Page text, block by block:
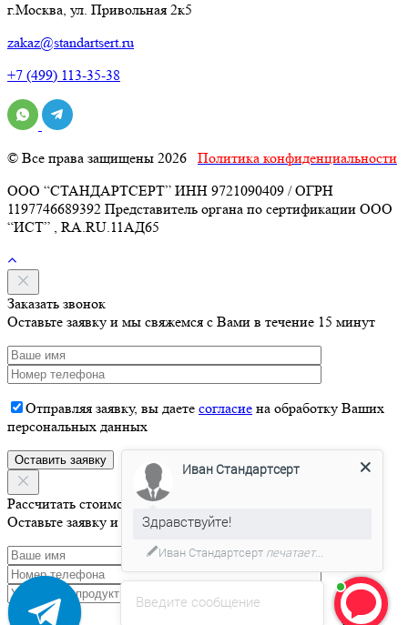
г.Москва, ул. Привольная 2к5
zakaz@standartsert.ru
+7 (499) 113-35-38
© Все права защищены 2026 Политика конфиденциальности
ООО “СТАНДАРТСЕРТ” ИНН 9721090409 / ОГРН
1197746689392 Представитель органа по сертификации ООО
“ИСТ” , RA.RU.11АД65
Заказать звонок
Оставьте заявку и мы свяжемся с Вами в течение 15 минут
Отправляя заявку, вы даете согласие на обработку Ваших
персональных данных
Рассчитать стоимость
Оставьте заявку и мы свяжемся с Вами в течение 15 минут
Введите сообщение
Иван Стандартсерт
Здравствуйте!